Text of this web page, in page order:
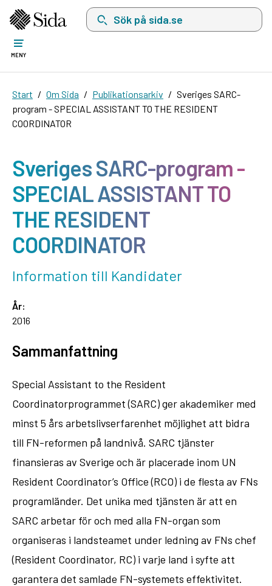
Sök på sida.se, sökförslag kommer att visas
MENY
Start Om Sida Publikationsarkiv
Sveriges SARC-
program - SPECIAL ASSISTANT TO THE RESIDENT
COORDINATOR
Sveriges SARC-program -
SPECIAL ASSISTANT TO
THE RESIDENT
COORDINATOR
Information till Kandidater
År:
2016
Sammanfattning
Special Assistant to the Resident
Coordinatorprogrammet (SARC) ger akademiker med
minst 5 års arbetslivserfarenhet möjlighet att bidra
till FN-reformen på landnivå. SARC tjänster
finansieras av Sverige och är placerade inom UN
Resident Coordinator’s Office (RCO) i de flesta av FNs
programländer. Det unika med tjänsten är att en
SARC arbetar för och med alla FN-organ som
organiseras i landsteamet under ledning av FNs chef
(Resident Coordinator, RC) i varje land i syfte att
garantera det samlade FN-systemets effektivitet.